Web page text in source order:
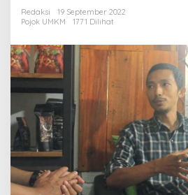
a
o
F
o
u
n
d
Redaksi
19 September 2022
Pojok UMKM
1771 Dilihat